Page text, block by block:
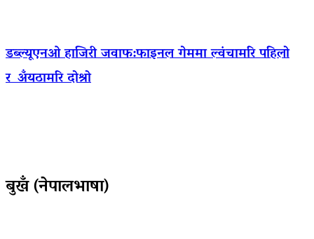
डब्ल्यूएनओ हाजिरी जवाफ:फाइनल गेममा ल्वंचामरि पहिलो
र अँयठामरि दोश्रो
बुखँ (नेपालभाषा)